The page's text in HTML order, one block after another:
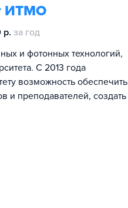
ИТМО
р. за год
и фотонных технологий,
С 2013 года
возможность обеспечить
и преподавателей, создать